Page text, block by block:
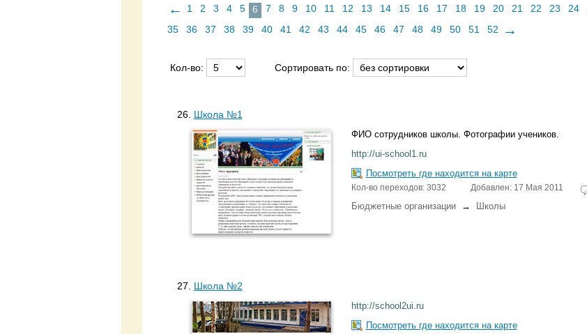
← 1 2 3 4 5 6 7 8 9 10 11 12 13 14 15 16 17 18 19 20 21 22 23 24
35
36 37 38 39 40 41 42 43 44 45 46 47 48 49 50 51 52 →
Кол-во: Сортировать по:
26. Школа №1
ФИО сотрудников школы. Фотографии учеников.
http://ui-school1.ru
Посмотреть где находится на карте
Кол-во переходов: 3032 Добавлен: 17 Мая 2011
Бюджетные организации→ Школы
27. Школа №2
http://school2ui.ru
Посмотреть где находится на карте